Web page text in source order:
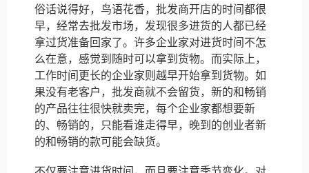
俗话说得好，鸟语花香，批发商开店的时间都很
早，经常去批发市场，发现很多进货的人都已经
拿过货准备回家了。许多企业家对进货时间不怎
么在意，感觉到随时可以拿到货物。而实际上，
工作时间更长的企业家则越早开始拿到货物。如
果没有老客户，批发商就不会留货，新的和畅销
的产品往往很快就卖完，每个企业家都想要新
的、畅销的，只能看谁走得早，晚到的创业者新
的和畅销的款可能会缺货。